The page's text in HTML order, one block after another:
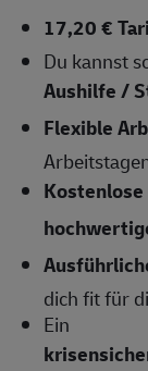
17,20 €
Du kannst
Aushilfe /
Flexible
Kostenlose
dich fit für
Ein